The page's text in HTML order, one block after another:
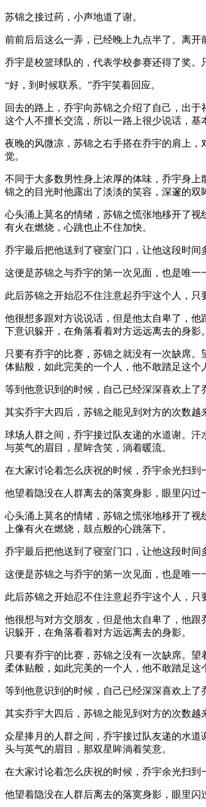
苏锦之接过药，小声地道了谢。
前前后后这么一弄，已经晚上九点半了。离开
乔宇是校篮球队的，代表学校参赛还得了奖
“好，到时候联系。”乔宇笑着回应。
回去的路上，乔宇向苏锦之介绍了自己，出
这个人不擅长交流，所以一路上很少说话，基
夜晚的风微凉，苏锦之右手搭在乔宇的肩上
觉。
不同于大多数男性身上浓厚的体味，乔宇身
锦之的目光时他露出了淡淡的笑容，深邃的双
心头涌上莫名的情绪，苏锦之慌张地移开了
有火在燃烧，心跳也止不住加快。
乔宇最后把他送到了寝室门口，让他这段时间
这便是苏锦之与乔宇的第一次见面，也是唯一
此后苏锦之开始忍不住注意起乔宇这个人，
他很想多跟对方说说话，但是他太自卑了，
下意识躲开，在角落看着对方远远离去的身影。
只要有乔宇的比赛，苏锦之就没有一次缺席
体贴般，如此完美的一个人，他不敢踏足这个
等到他意识到的时候，自己已经深深喜欢上
其实乔宇大四后，苏锦之能见到对方的次数越
球场人群之间，乔宇接过队友递的水道谢。
与英气的眉目，星眸含笑，淌着暖流。
在大家讨论着怎么庆祝的时候，乔宇余光扫到
他望着隐没在人群离去的落寞身影，眼里闪过
心头涌上莫名的情绪，苏锦之慌张地移开了
上像有火在燃烧，鼓点般的心跳落下。
乔宇最后把他送到了寝室门口，让他这段时间
这便是苏锦之与乔宇的第一次见面，也是唯一
此后苏锦之开始忍不住注意起乔宇这个人，
他很想与对方交朋友，但是他太自卑了，他
识躲开，在角落看着对方远远离去的身影。
只要有乔宇的比赛，苏锦之没有一次缺席。
柔体贴般，如此完美的一个人，他不敢踏足这
等到他意识到的时候，自己已经深深喜欢上
其实乔宇大四后，苏锦之能见到对方的次数越
众星捧月的人群之间，乔宇接过队友递的水
头与英气的眉目，那双星眸淌着笑意。
在大家讨论着怎么庆祝的时候，乔宇余光扫到
他望着隐没在人群后离去的落寞身影，眼里闪